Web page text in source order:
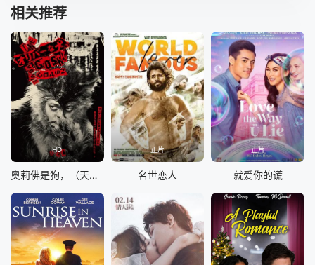
相关推荐
HD
奥莉佛是狗，（天哪！！）这家伙电影版
正片
名世恋人
正片
就爱你的谎